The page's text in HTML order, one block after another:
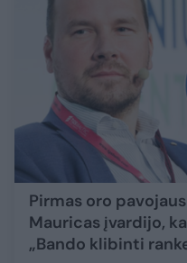
Pirmas oro
Mauricas įvardijo,
„Bando klibinti